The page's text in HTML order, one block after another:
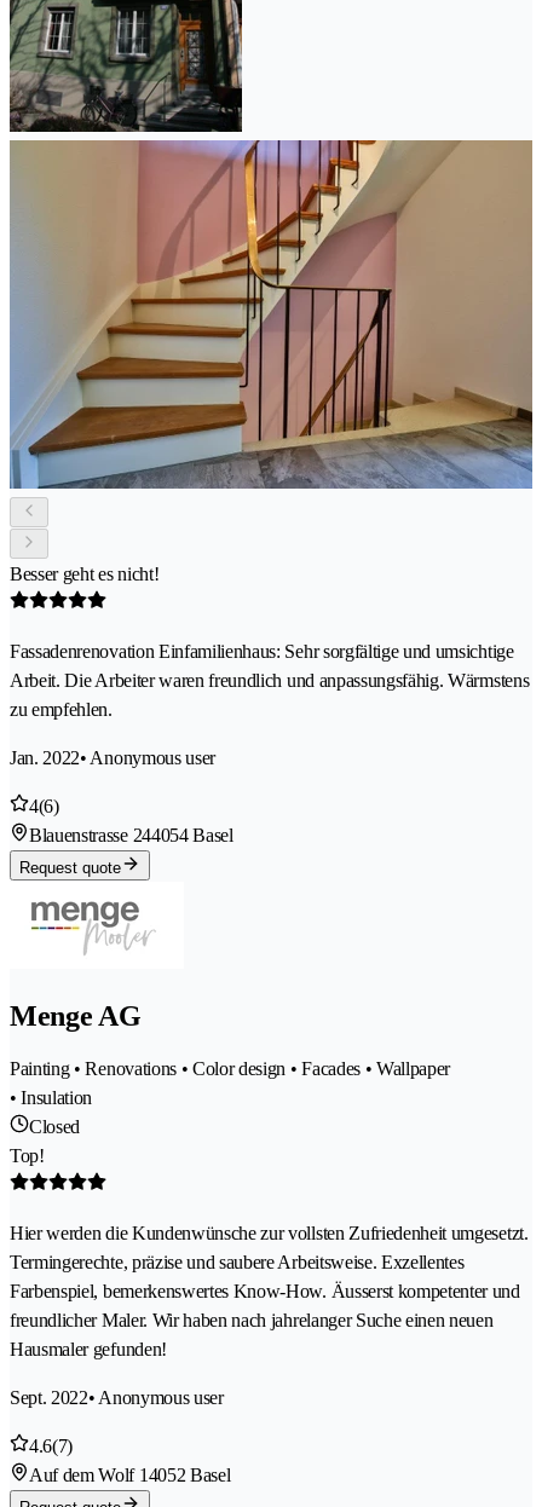
Besser geht es nicht!
Fassadenrenovation Einfamilienhaus: Sehr sorgfältige und umsichtige
Arbeit. Die Arbeiter waren freundlich und anpassungsfähig. Wärmstens
zu empfehlen.
Jan. 2022• Anonymous user
4(6)
Blauenstrasse 244054 Basel
Request quote
Menge AG
Painting • Renovations • Color design • Facades • Wallpaper
• Insulation
Closed
Top!
Hier werden die Kundenwünsche zur vollsten Zufriedenheit umgesetzt.
Termingerechte, präzise und saubere Arbeitsweise. Exzellentes
Farbenspiel, bemerkenswertes Know-How. Äusserst kompetenter und
freundlicher Maler. Wir haben nach jahrelanger Suche einen neuen
Hausmaler gefunden!
Sept. 2022• Anonymous user
4.6(7)
Auf dem Wolf 14052 Basel